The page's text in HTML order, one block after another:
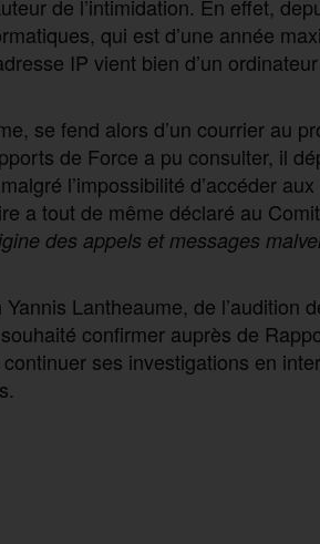
de l’intimidation. En effet,
qui est d’une année
IP vient bien d’un
se fend alors d’un courrier au
de Force a pu consulter, il
l’impossibilité d’accéder
a tout de même déclaré au
des appels et messages
Lantheaume, de l’audition
confirmer auprès de
ses investigations en